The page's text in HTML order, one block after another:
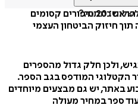
כמתנה?
סיפורי לילה טוב שיישבו לכם על הראש: 20 סיפורים קסומים
חיזוק הביטחון העצמי
ולכן חלק גדול מהספרים
הקטלוגי המודפס בגב הספר.
באתר, יש גם מבצעים מיוחדים
ספר במחיר מעולה